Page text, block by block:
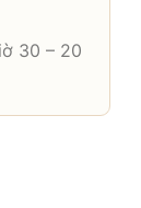
30 – 20